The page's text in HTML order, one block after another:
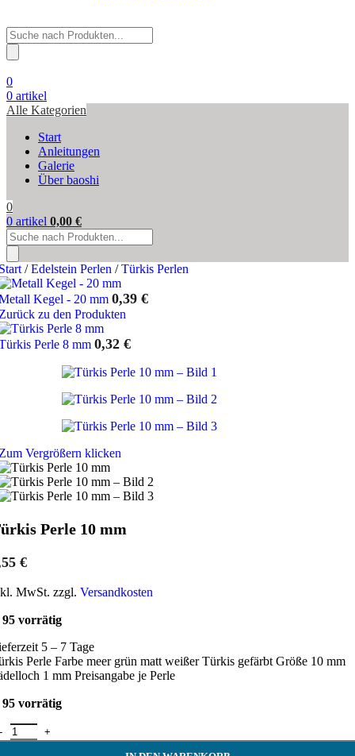
Products
search
0
0 artikel
Alle Kategorien
Start
Anleitungen
Galerie
Über baoshi
0
0 artikel 0,00 €
Products
search
/ Edelstein Perlen / Türkis Perlen
Kegel - 20 mm 0,39 €
zu den Produkten
Perle 8 mm 0,32 €
Vergrößern klicken
Perle 10 mm
€
MwSt. zzgl. Versandkosten
95 vorrätig
5 – 7 Tage
Perle Farbe meer grün matt weißer Türkis gefärbt Größe 10 mm
1 mm Preisangabe je Perle
95 vorrätig
Perle 10 mm Menge